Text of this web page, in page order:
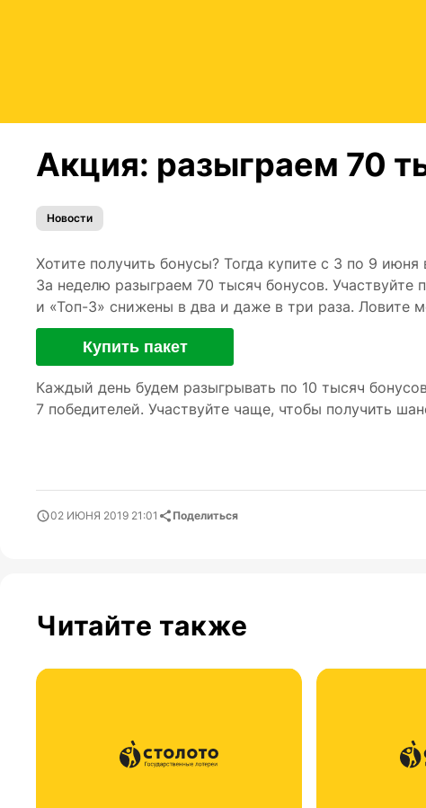
Акция: разыграем 70
Новости
Хотите получить бонусы? Тогда купите с 3 по 9
За неделю разыграем 70 тысяч бонусов.
и «Топ-3» снижены в два и даже в три раза. Ловите
Купить пакет
Каждый день будем разыгрывать по 10 тысяч
7 победителей. Участвуйте чаще, чтобы получить
02 ИЮНЯ 2019 21:01 Поделиться
Читайте также